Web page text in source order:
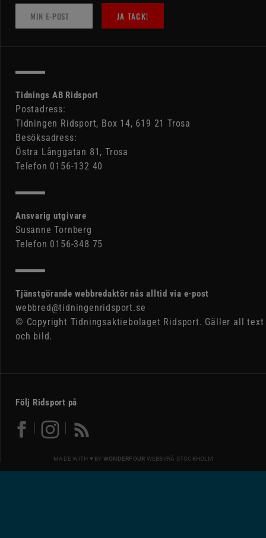
JA TACK!
Tidnings AB Ridsport
Postadress:
Tidningen Ridsport, Box 14, 619 21 Trosa
Besöksadress:
Östra Långgatan 81, Trosa
Telefon 0156-132 40
Ansvarig utgivare
Susanne Tornberg
Telefon 0156-348 75
Tjänstgörande webbredaktör nås alltid via e-post
webbred@tidningenridsport.se
© Copyright Tidningsaktiebolaget Ridsport. Gäller all text
och bild.
Följ Ridsport på
MADE WITH ♥ BY WONDERFOUR WEBBYRÅ STOCKHOLM